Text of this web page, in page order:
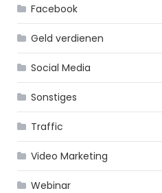
Facebook
Geld verdienen
Social Media
Sonstiges
Traffic
Video Marketing
Webinar